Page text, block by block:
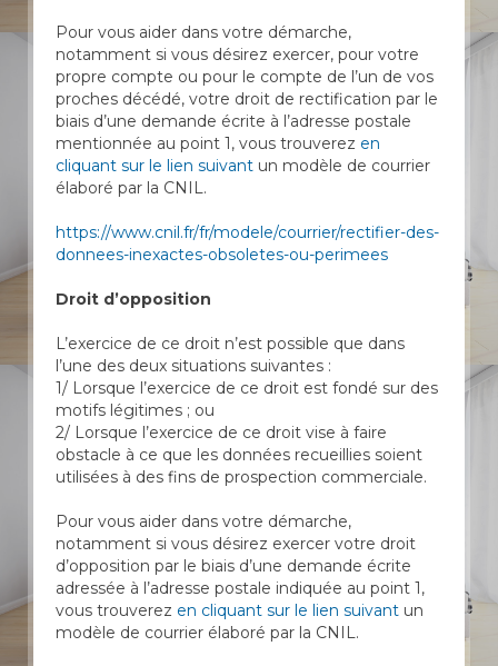
Pour vous aider dans votre démarche,
notamment si vous désirez exercer, pour votre
propre compte ou pour le compte de l’un de vos
proches décédé, votre droit de rectification par le
biais d’une demande écrite à l’adresse postale
mentionnée au point 1, vous trouverez en
cliquant sur le lien suivant un modèle de courrier
élaboré par la CNIL.
https://www.cnil.fr/fr/modele/courrier/rectifier-des-
donnees-inexactes-obsoletes-ou-perimees
Droit d’opposition
L’exercice de ce droit n’est possible que dans
l’une des deux situations suivantes :
1/ Lorsque l’exercice de ce droit est fondé sur des
motifs légitimes ; ou
2/ Lorsque l’exercice de ce droit vise à faire
obstacle à ce que les données recueillies soient
utilisées à des fins de prospection commerciale.
Pour vous aider dans votre démarche,
notamment si vous désirez exercer votre droit
d’opposition par le biais d’une demande écrite
adressée à l’adresse postale indiquée au point 1,
vous trouverez en cliquant sur le lien suivant un
modèle de courrier élaboré par la CNIL.